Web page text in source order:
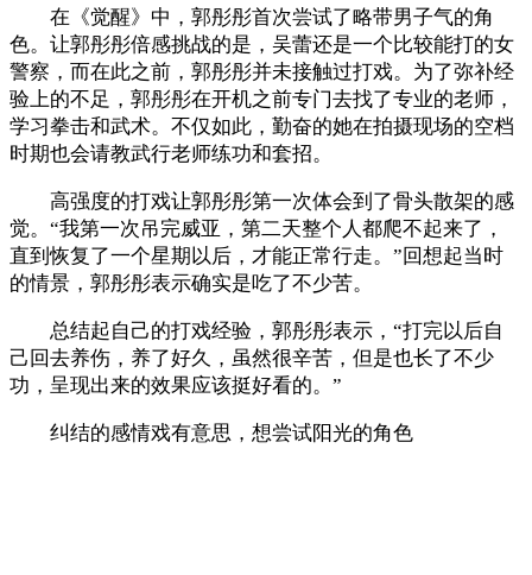
在《觉醒》中，郭彤彤首次尝试了略带男子气的角
色。让郭彤彤倍感挑战的是，吴蕾还是一个比较能打的女
警察，而在此之前，郭彤彤并未接触过打戏。为了弥补经
验上的不足，郭彤彤在开机之前专门去找了专业的老师，
学习拳击和武术。不仅如此，勤奋的她在拍摄现场的空档
时期也会请教武行老师练功和套招。
高强度的打戏让郭彤彤第一次体会到了骨头散架的感
觉。“我第一次吊完威亚，第二天整个人都爬不起来了，
直到恢复了一个星期以后，才能正常行走。”回想起当时
的情景，郭彤彤表示确实是吃了不少苦。
总结起自己的打戏经验，郭彤彤表示，“打完以后自
己回去养伤，养了好久，虽然很辛苦，但是也长了不少
功，呈现出来的效果应该挺好看的。”
纠结的感情戏有意思，想尝试阳光的角色